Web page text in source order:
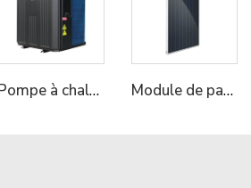
Pompe à chaleur MICOE Full DC R32 Air-Eau pour chauffage hydronique et piscines Module de panneau PV Micoe 550W pour système solaire